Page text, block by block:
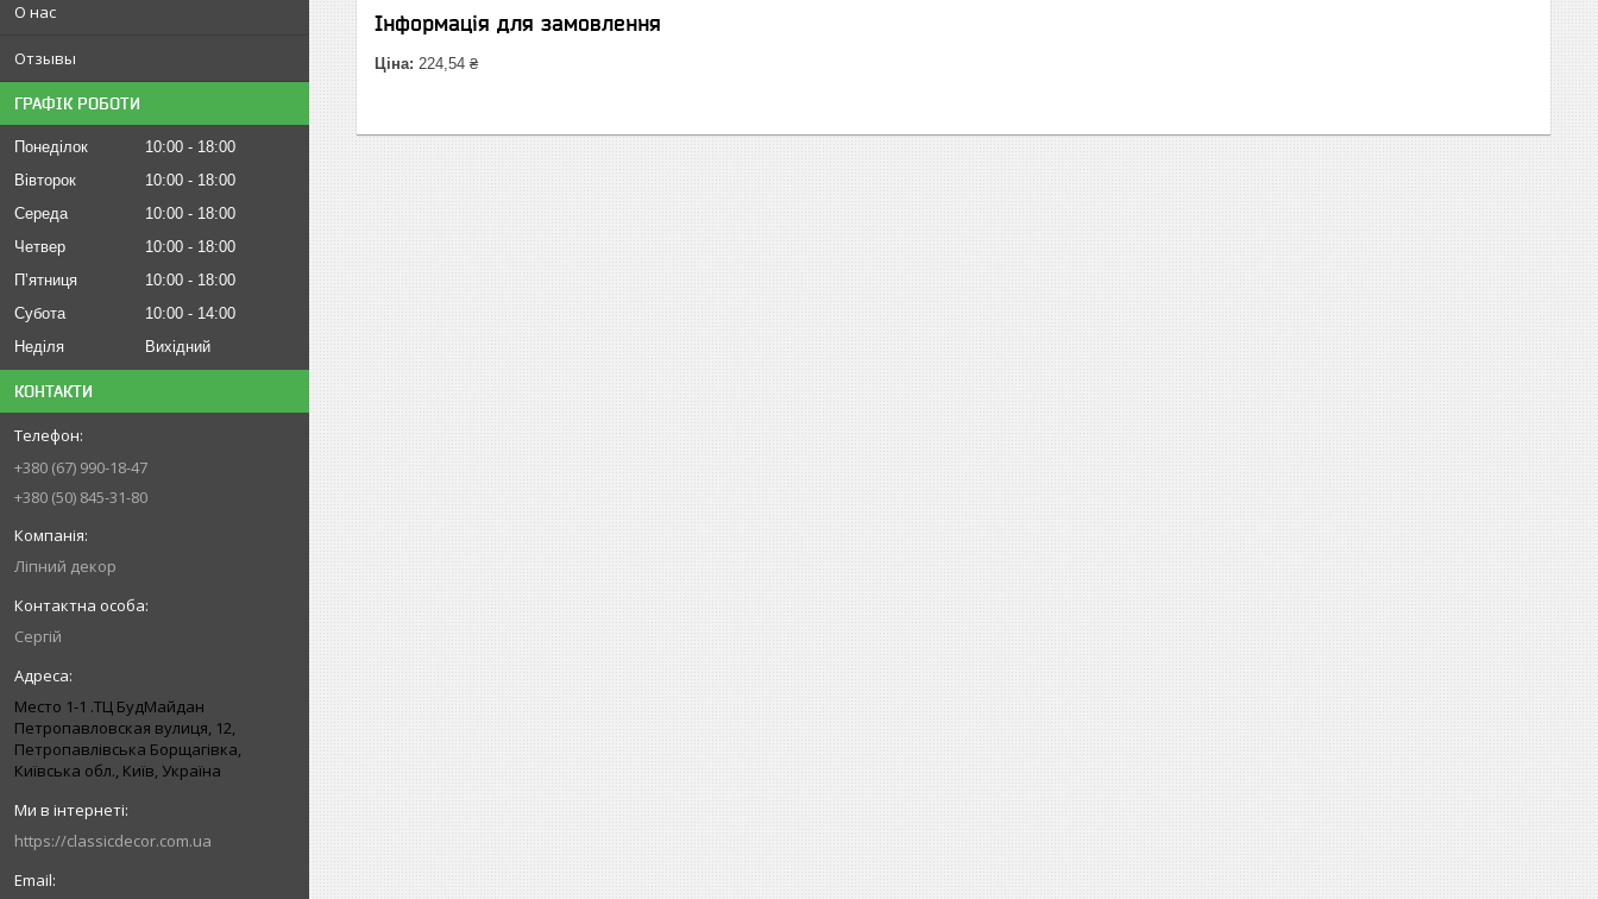
О нас
Отзывы
ГРАФІК РОБОТИ
Понеділок 10:00
18:00
Вівторок
10:00
18:00
Середа
10:00
18:00
Четвер
10:00
18:00
Пʼятниця
10:00
18:00
Субота
10:00
14:00
Неділя
Вихідний
КОНТАКТИ
+380 (67) 990-18-47
+380 (50) 845-31-80
Ліпний декор
Сергій
Место 1-1 .ТЦ БудМайдан
Петропавловская вулиця, 12,
Петропавлівська Борщагівка,
Київська обл., Київ, Україна
https://classicdecor.com.ua
Інформація для замовлення
Ціна: 224,54 ₴